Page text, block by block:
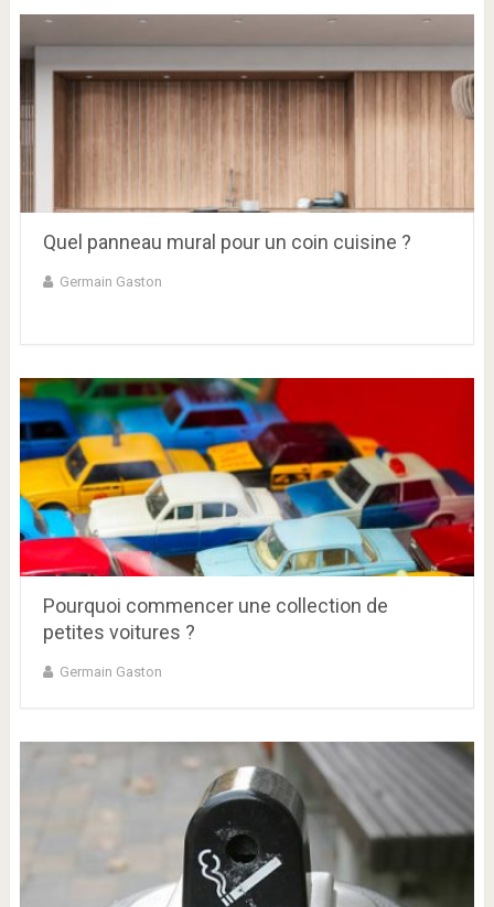
Quel panneau mural pour un coin cuisine ?
Germain Gaston
Pourquoi commencer une collection de
petites voitures ?
Germain Gaston